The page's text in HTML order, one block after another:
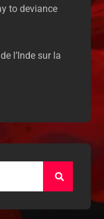
to deviance
l’Inde sur la